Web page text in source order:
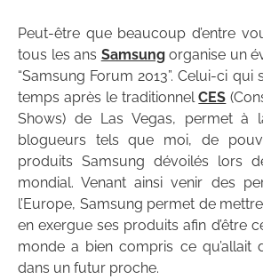
Peut-être que beaucoup d’entre
tous les ans Samsungorganise un
“Samsung Forum 2013”. Celui-ci
temps après le traditionnelCES
Shows) de Las Vegas, permet à
blogueurs tels que moi, de
produits Samsung dévoilés lors
mondial. Venant ainsi venir des
l’Europe, Samsung permet de
en exergue ses produits afin d’être
monde a bien compris ce qu’allait
dans un futur proche.